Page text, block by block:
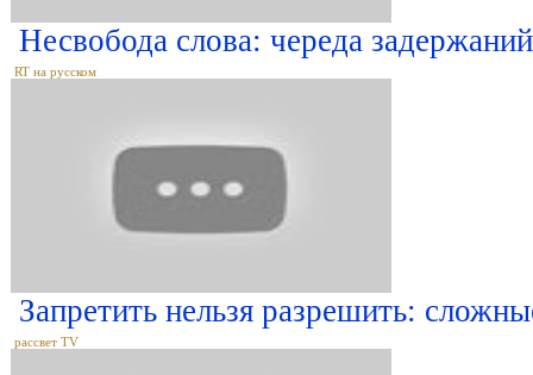
Несвобода слова: череда
RT на русском
Запретить нельзя разрешить:
рассвет TV